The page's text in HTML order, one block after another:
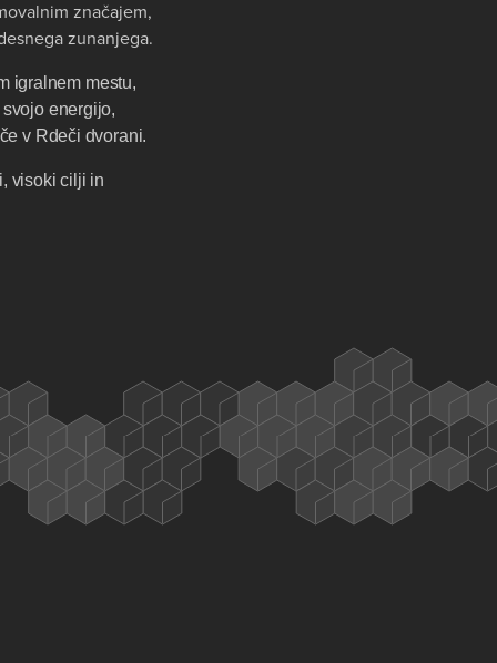
značajem,
zunanjega.
igralnem mestu,
energijo,
v Rdeči dvorani.
visoki cilji in